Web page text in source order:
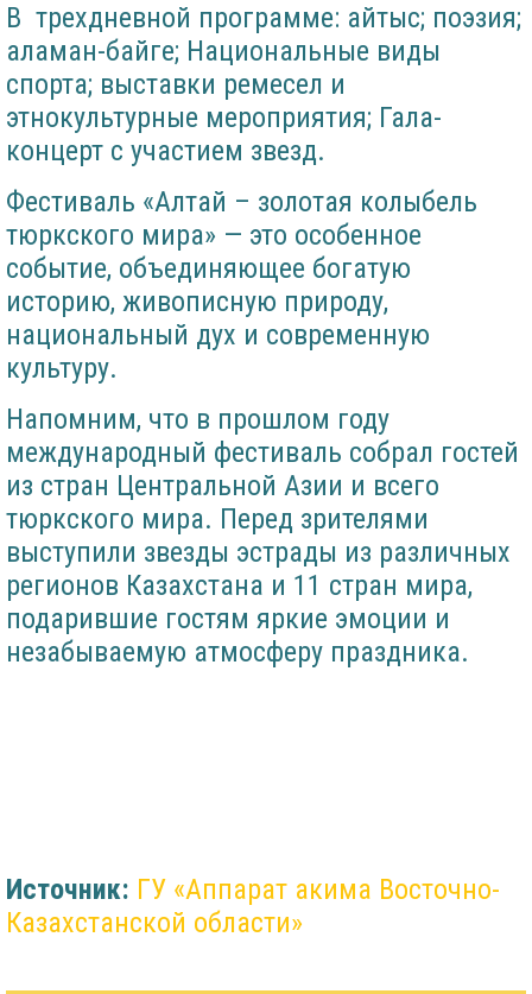
В трехдневной программе: айтыс; поэзия;
аламан-байге; Национальные виды
спорта; выставки ремесел и
этнокультурные мероприятия; Гала-
концерт с участием звезд.
Фестиваль «Алтай – золотая колыбель
тюркского мира» — это особенное
событие, объединяющее богатую
историю, живописную природу,
национальный дух и современную
культуру.
Напомним, что в прошлом году
международный фестиваль собрал гостей
из стран Центральной Азии и всего
тюркского мира. Перед зрителями
выступили звезды эстрады из различных
регионов Казахстана и 11 стран мира,
подарившие гостям яркие эмоции и
незабываемую атмосферу праздника.
Источник: ГУ «Аппарат акима Восточно-
Казахстанской области»